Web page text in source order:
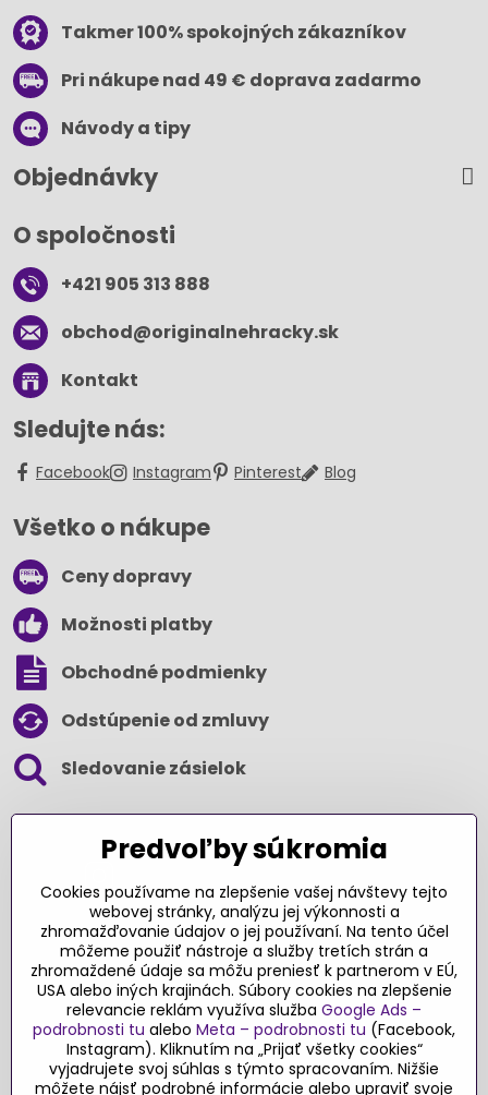
Takmer 100% spokojných zákazníkov
Pri nákupe nad 49 € doprava zadarmo
Návody a tipy
Objednávky
O spoločnosti
+421 905 313 888
obchod​@originalnehracky​.sk
Kontakt
Sledujte nás:
Facebook Instagram Pinterest Blog
Všetko o nákupe
Ceny dopravy
Možnosti platby
Obchodné podmienky
Odstúpenie od zmluvy
Sledovanie zásielok
Ďakujeme za podporu
Sme slovenský e-shop​. Fungujeme len
vďaka vám – rodičom a všetkým, ktorí veria
v poctivý výber kvalitných hračiek s
pridanou hodnotou​. Každý nákup na
Originalnehracky​.sk je pre nás podporou a
Predvoľby súkromia
Cookies používame na zlepšenie vašej návštevy tejto
webovej stránky, analýzu jej výkonnosti a
zhromažďovanie údajov o jej používaní. Na tento účel
môžeme použiť nástroje a služby tretích strán a
zhromaždené údaje sa môžu preniesť k partnerom v EÚ,
USA alebo iných krajinách. Súbory cookies na zlepšenie
relevancie reklám využíva služba Google Ads –
podrobnosti tu alebo Meta – podrobnosti tu (Facebook,
Instagram). Kliknutím na „Prijať všetky cookies“
vyjadrujete svoj súhlas s týmto spracovaním. Nižšie
môžete nájsť podrobné informácie alebo upraviť svoje